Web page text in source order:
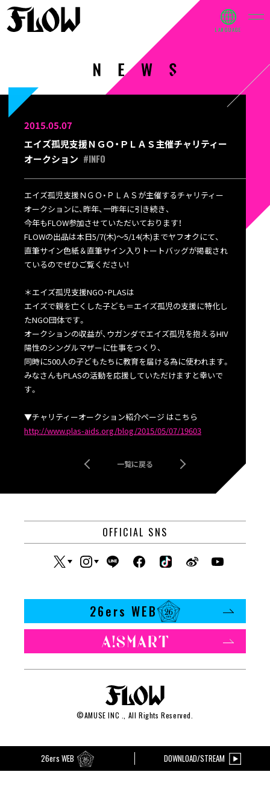
2015.05.07
エイズ孤児支援ＮＧＯ・ＰＬＡＳ主催チャリティー
オークション #INFO
エイズ孤児支援ＮＧＯ・ＰＬＡＳが主催するチャリティー
オークションに、昨年、一昨年に引き続き、
今年もFLOW参加させていただいております！
FLOWの出品は本日5/7(木)～5/14(木)までヤフオクにて、
直筆サイン色紙＆直筆サイン入りトートバッグが掲載され
ているのでぜひご覧ください！
＊エイズ孤児支援NGO・PLASは
エイズで親を亡くした子ども＝エイズ孤児の支援に特化し
たNGO団体です。
オークションの収益が、ウガンダでエイズ孤児を抱えるHIV
陽性のシングルマザーに仕事をつくり、
同時に500人の子どもたちに教育を届ける為に使われます。
みなさんもPLASの活動を応援していただけますと幸いで
す。
▼チャリティーオークション紹介ページ はこちら
http://www.plas-aids.org/blog/2015/05/07/19603
一覧に戻る
OFFICIAL SNS
26ers WEB
©AMUSE INC ., All Rights Reserved.
26ers WEB DOWNLOAD/STREAM